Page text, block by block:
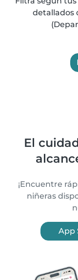
detallados
El
¡Encuentre
niñeras
App